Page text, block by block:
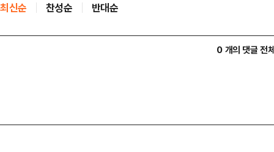
최신순 찬성순 반대순
0 개의 댓글 전